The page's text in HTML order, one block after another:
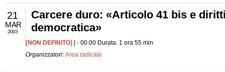
21
MAR
2003
Carcere duro: «Articolo 41 bis e
democratica»
[NON DEFINITO]
| - 00:00 Durata: 1 ora 55 min
Organizzatori: Area radicale